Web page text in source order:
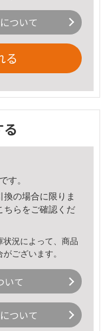
ついて
る
す。
の場合に限りま
ちら をご確認くだ
況によって、商品
ございます。
いて
ついて